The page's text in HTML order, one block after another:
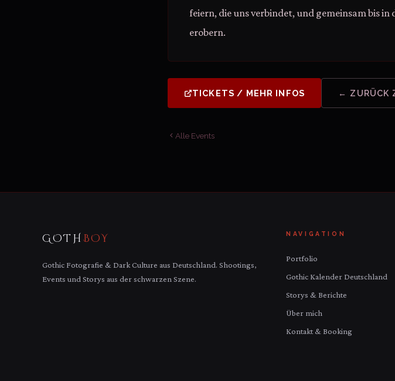
feiern, die uns verbindet, und gemeinsam bis
erobern.
TICKETS / MEHR INFOS ← ZURÜCK
Alle Events
GOTH BOY
Gothic Fotografie & Dark Culture aus Deutschland. Shootings,
Events und Storys aus der schwarzen Szene.
NAVIGATION
Portfolio
Gothic Kalender Deutschland
Storys & Berichte
Über mich
Kontakt & Booking